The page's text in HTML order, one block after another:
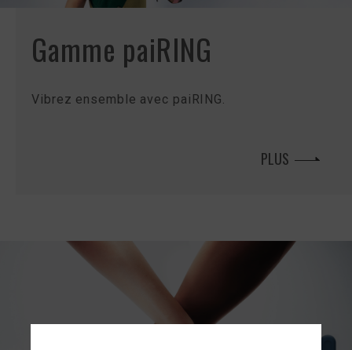
Gamme paiRING
Vibrez ensemble avec paiRING.
PLUS